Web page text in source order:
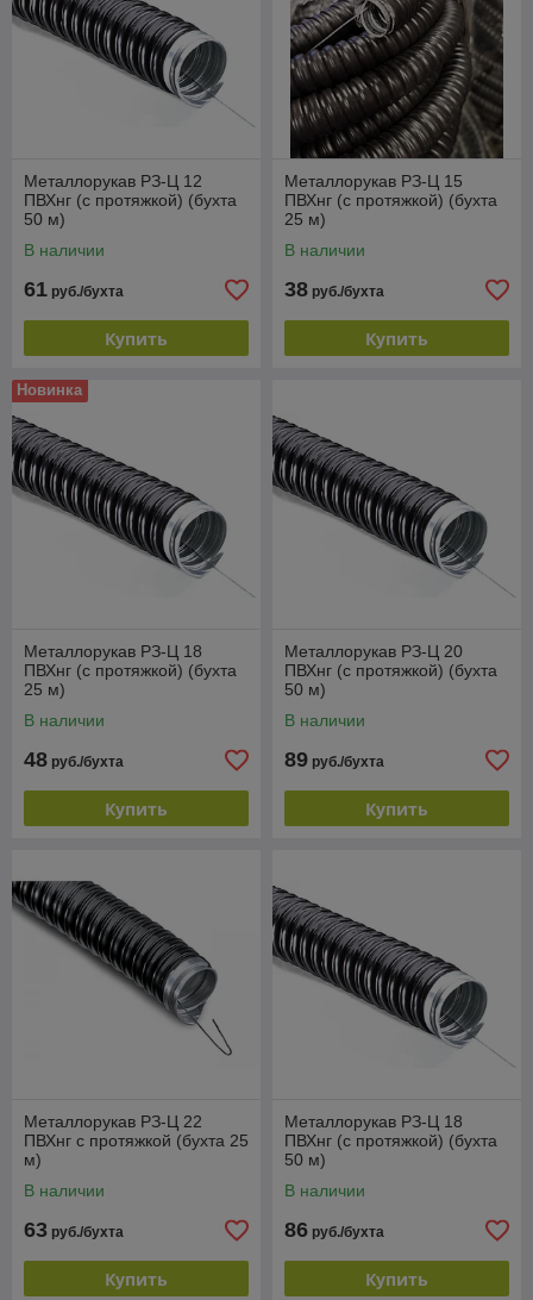
Металлорукав РЗ-Ц 12
ПВХнг (с протяжкой) (бухта
50 м)
В наличии
61 руб./бухта
Купить
Металлорукав РЗ-Ц 15
ПВХнг (с протяжкой) (бухта
25 м)
В наличии
38 руб./бухта
Купить
Новинка
Металлорукав РЗ-Ц 18
ПВХнг (с протяжкой) (бухта
25 м)
В наличии
48 руб./бухта
Купить
Металлорукав РЗ-Ц 20
ПВХнг (с протяжкой) (бухта
50 м)
В наличии
89 руб./бухта
Купить
Металлорукав РЗ-Ц 22
ПВХнг с протяжкой (бухта 25
м)
В наличии
63 руб./бухта
Купить
Металлорукав РЗ-Ц 18
ПВХнг (с протяжкой) (бухта
50 м)
В наличии
86 руб./бухта
Купить